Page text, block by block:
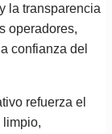
la transparencia
operadores,
confianza del
refuerza el
limpio,